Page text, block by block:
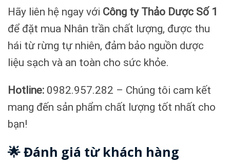
Hãy liên hệ ngay với Công ty Thảo Dược Số 1
để đặt mua Nhân trần chất lượng, được thu
hái từ rừng tự nhiên, đảm bảo nguồn dược
liệu sạch và an toàn cho sức khỏe.
Hotline: 0982.957.282 – Chúng tôi cam kết
mang đến sản phẩm chất lượng tốt nhất cho
bạn!
🌟 Đánh giá từ khách hàng